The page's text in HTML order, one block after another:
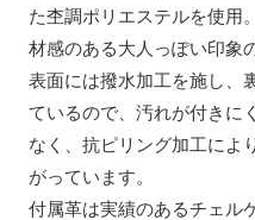
た杢調ポリエステルを使用
材感のある大人っぽい印象
表面には撥水加工を施し、
ているので、汚れが付きに
なく、抗ピリング加工によ
がっています。
付属革は実績のあるチェル